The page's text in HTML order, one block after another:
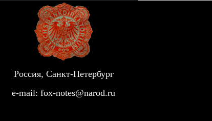
Россия, Санкт-Петербург
e-mail: fox-notes@narod.ru